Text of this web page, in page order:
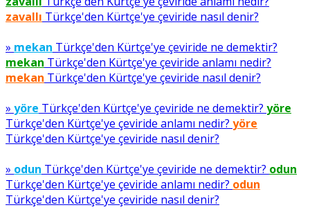
zavallı Türkçe'den Kürtçe'ye çeviride nasıl denir?
» mekan Türkçe'den Kürtçe'ye çeviride ne demektir?
mekan Türkçe'den Kürtçe'ye çeviride anlamı nedir?
mekan Türkçe'den Kürtçe'ye çeviride nasıl denir?
» yöre Türkçe'den Kürtçe'ye çeviride ne demektir? yöre
Türkçe'den Kürtçe'ye çeviride anlamı nedir? yöre
Türkçe'den Kürtçe'ye çeviride nasıl denir?
» odun Türkçe'den Kürtçe'ye çeviride ne demektir? odun
Türkçe'den Kürtçe'ye çeviride anlamı nedir? odun
Türkçe'den Kürtçe'ye çeviride nasıl denir?